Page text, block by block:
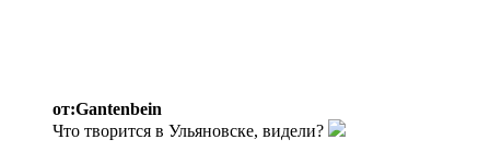
от:Gantenbein
Что творится в Ульяновске, видели?